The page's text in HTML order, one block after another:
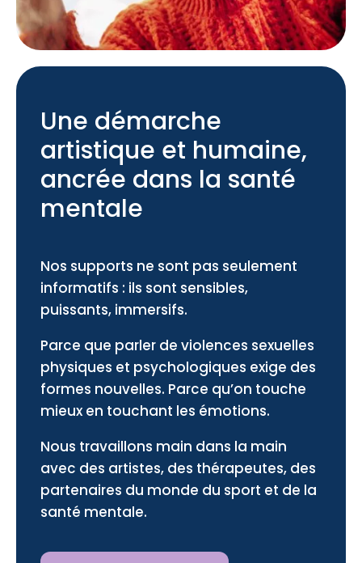
Une démarche
artistique et humaine,
ancrée dans la santé
mentale
Nos supports ne sont pas seulement
informatifs : ils sont sensibles,
puissants, immersifs.
Parce que parler de violences sexuelles
physiques et psychologiques exige des
formes nouvelles. Parce qu’on touche
mieux en touchant les émotions.
Nous travaillons main dans la main
avec des artistes, des thérapeutes, des
partenaires du monde du sport et de la
santé mentale.